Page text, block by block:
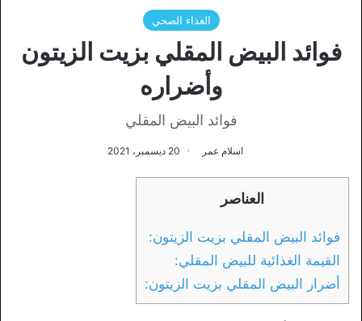
الغذاء الصحي
فوائد البيض المقلي بزيت الزيتون
وأضراره
فوائد البيض المقلي
اسلام عمر 20 ديسمبر، 2021
العناصر
فوائد البيض المقلي بزيت الزيتون:
القيمة الغذائية للبيض المقلي:
أضرار البيض المقلي بزيت الزيتون: